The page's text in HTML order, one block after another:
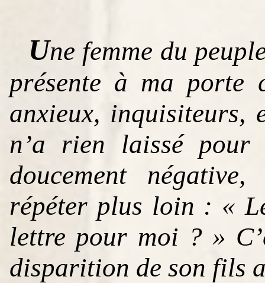
Une femme du
présente à ma porte
anxieux, inquisiteurs,
n’a rien laissé
doucement
répéter plus loin : «
lettre pour moi ? »
disparition de son fils